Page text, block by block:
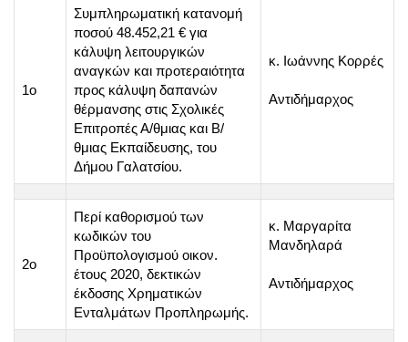
1o
Συμπληρωματική κατανομή
ποσού 48.452,21 € για
κάλυψη λειτουργικών
αναγκών και προτεραιότητα
προς κάλυψη δαπανών
θέρμανσης στις Σχολικές
Επιτροπές Α/θμιας και Β/
θμιας Εκπαίδευσης, του
Δήμου Γαλατσίου.
κ. Ιωάννης Κορρές
Αντιδήμαρχος
2o
Περί καθορισμού των
κωδικών του
Προϋπολογισμού οικον.
έτους 2020, δεκτικών
έκδοσης Χρηματικών
Ενταλμάτων Προπληρωμής.
κ. Μαργαρίτα
Μανδηλαρά
Αντιδήμαρχος